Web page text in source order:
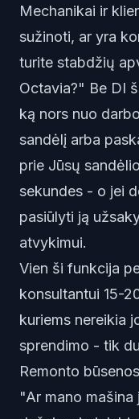
Mechanikai ir
sužinoti, ar yra
turite stabdžių
Octavia?" Be DI
ką nors nuo
sandėlį arba
prie Jūsų
sekundes - o jei
pasiūlyti ją
atvykimui.
Vien ši funkcija
konsultantui 15-
kuriems nereikia
sprendimo - tik
Remonto
"Ar mano